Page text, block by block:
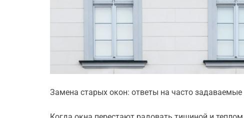
Замена старых окон: ответы на часто